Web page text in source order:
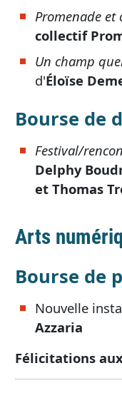
Promenade
collectif
Un champ
d'Éloïse
Bourse de
Festival/
Delphy
et Thomas
Arts
Bourse de
Nouvelle
Azzaria
Félicitations